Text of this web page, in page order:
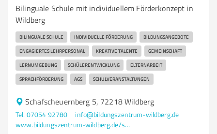
Bilinguale Schule mit individuellem Förderkonzept in
Wildberg
BILINGUALE SCHULE INDIVIDUELLE FÖRDERUNG BILDUNGSANGEBOTE
ENGAGIERTES LEHRPERSONAL KREATIVE TALENTE GEMEINSCHAFT
LERNUMGEBUNG SCHÜLERENTWICKLUNG ELTERNARBEIT
SPRACHFÖRDERUNG AGS SCHULVERANSTALTUNGEN
Schafscheuernberg 5, 72218 Wildberg
Tel. 07054 92780
info@bildungszentrum-wildberg.de
www.bildungszentrum-wildberg.de/startseite